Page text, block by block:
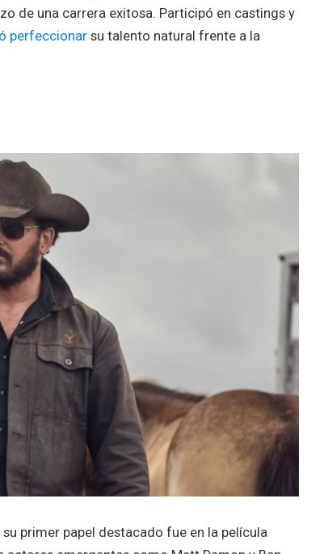
de una carrera exitosa. Participó en castings y
perfeccionarsu talento natural frente a la
primer papel destacado fue en la película